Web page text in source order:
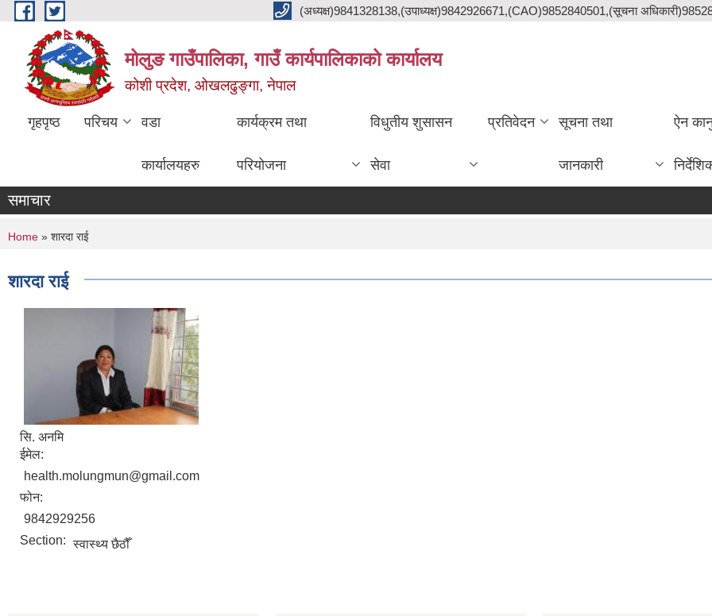
Skip to main content (अध्यक्ष)9841328138,(उपाध्यक्ष)9842926671,(CAO)9852840501,(सूचना
मोलुङ गाउँपालिका, गाउँ कार्यपालिकाको कार्यालय
कोशी प्रदेश, ओखलढुङ्गा, नेपाल
गृहपृष्ठ परिचय वडा
कार्यालयहरु
कार्यक्रम तथा
परियोजना
विधुतीय शुसासन
सेवा
प्रतिवेदन सूचना तथा
जानकारी
ऐन
समाचार
You are here
Home » शारदा राई
शारदा राई
सि. अनमि
ईमेल:
health.molungmun@gmail.com
फोन:
9842929256
Section: स्वास्थ्य छैठौँ